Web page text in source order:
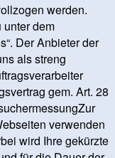
werden.
unter dem
Der Anbieter der
als streng
gem. Art. 28
verwenden
wird Ihre gekürzte